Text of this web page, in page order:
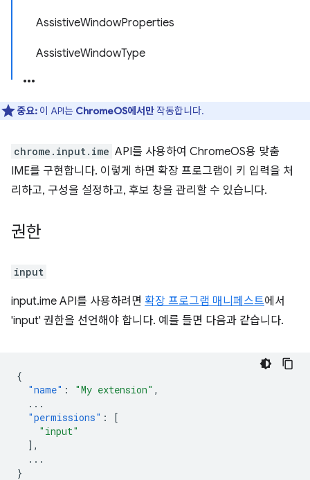
AssistiveWindowProperties
AssistiveWindowType
중요: 이 API는 ChromeOS에서만작동합니다.
chrome.input.ime API를 사용하여 ChromeOS용 맞춤
IME를 구현합니다. 이렇게 하면 확장 프로그램이 키 입력을 처
리하고, 구성을 설정하고, 후보 창을 관리할 수 있습니다.
권한
input
input.ime API를 사용하려면 확장 프로그램 매니페스트에서
'input' 권한을 선언해야 합니다. 예를 들면 다음과 같습니다.
{
"name" : "My extension" ,
...
"permissions" :
[
"input"
],
...
}